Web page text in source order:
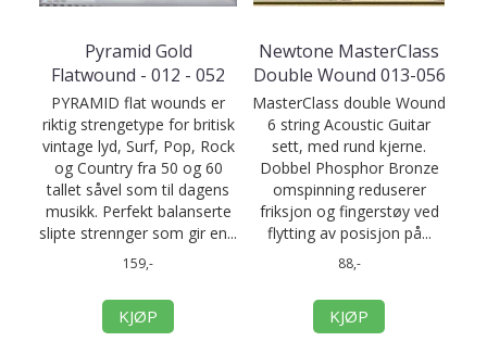
Pyramid Gold
Flatwound - 012 - 052
PYRAMID flat wounds er
riktig strengetype for britisk
vintage lyd, Surf, Pop, Rock
og Country fra 50 og 60
tallet såvel som til dagens
musikk. Perfekt balanserte
slipte strennger som gir en...
159,-
KJØP
Newtone MasterClass
Double Wound 013-056
MasterClass double Wound
6 string Acoustic Guitar
sett, med rund kjerne.
Dobbel Phosphor Bronze
omspinning reduserer
friksjon og fingerstøy ved
flytting av posisjon på...
88,-
KJØP